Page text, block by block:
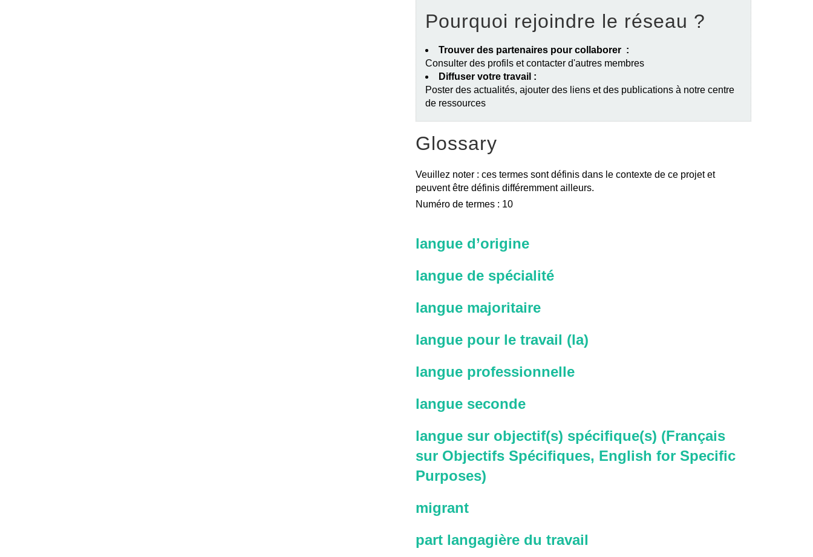
Pourquoi rejoindre le réseau ?
Trouver des partenaires pour collaborer :
Consulter des profils et contacter d'autres membres
Diffuser votre travail :
Poster des actualités, ajouter des liens et des publications à notre centre
de ressources
Glossary
Veuillez noter : ces termes sont définis dans le contexte de ce projet et
peuvent être définis différemment ailleurs.
Numéro de termes : 10
langue d’origine
langue de spécialité
langue majoritaire
langue pour le travail (la)
langue professionnelle
langue seconde
langue sur objectif(s) spécifique(s) (Français
sur Objectifs Spécifiques, English for Specific
Purposes)
migrant
part langagière du travail